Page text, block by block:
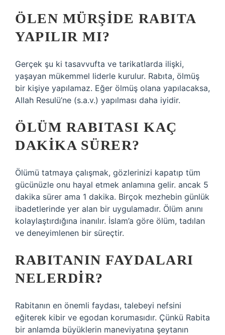
ÖLEN MÜRŞIDE RABITA
YAPILIR MI?
Gerçek şu ki tasavvufta ve tarikatlarda ilişki,
yaşayan mükemmel liderle kurulur. Rabıta, ölmüş
bir kişiye yapılamaz. Eğer ölmüş olana yapılacaksa,
Allah Resulü’ne (s.a.v.) yapılması daha iyidir.
ÖLÜM RABITASI KAÇ
DAKIKA SÜRER?
Ölümü tatmaya çalışmak, gözlerinizi kapatıp tüm
gücünüzle onu hayal etmek anlamına gelir. ancak 5
dakika sürer ama 1 dakika. Birçok mezhebin günlük
ibadetlerinde yer alan bir uygulamadır. Ölüm anını
kolaylaştırdığına inanılır. İslam’a göre ölüm, tadılan
ve deneyimlenen bir süreçtir.
RABITANIN FAYDALARI
NELERDIR?
Rabitanın en önemli faydası, talebeyi nefsini
eğiterek kibir ve egodan korumasıdır. Çünkü Rabita
bir anlamda büyüklerin maneviyatına şeytanın